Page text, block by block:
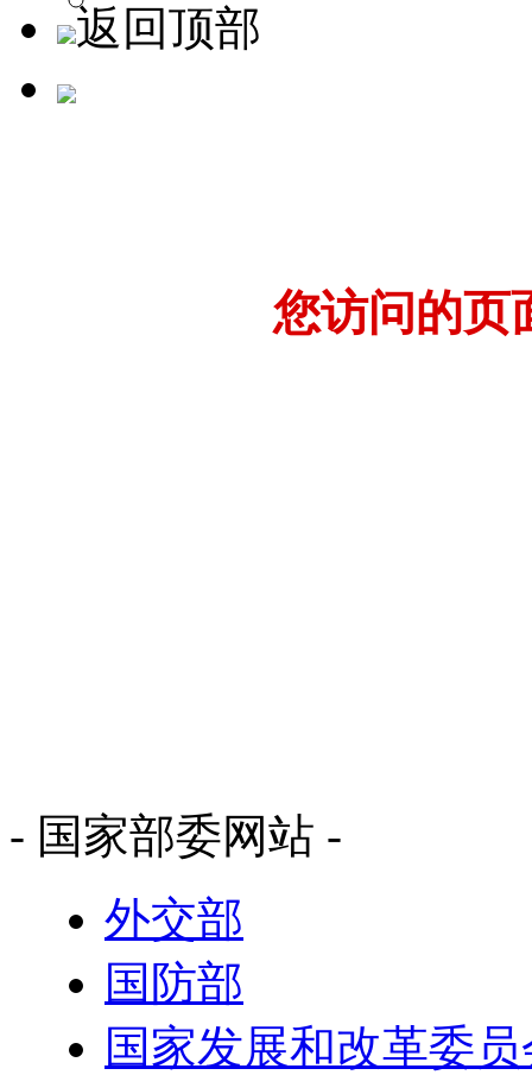
返回顶部
您访问的页
- 国家部委网站 -
外交部
国防部
国家发展和改革委